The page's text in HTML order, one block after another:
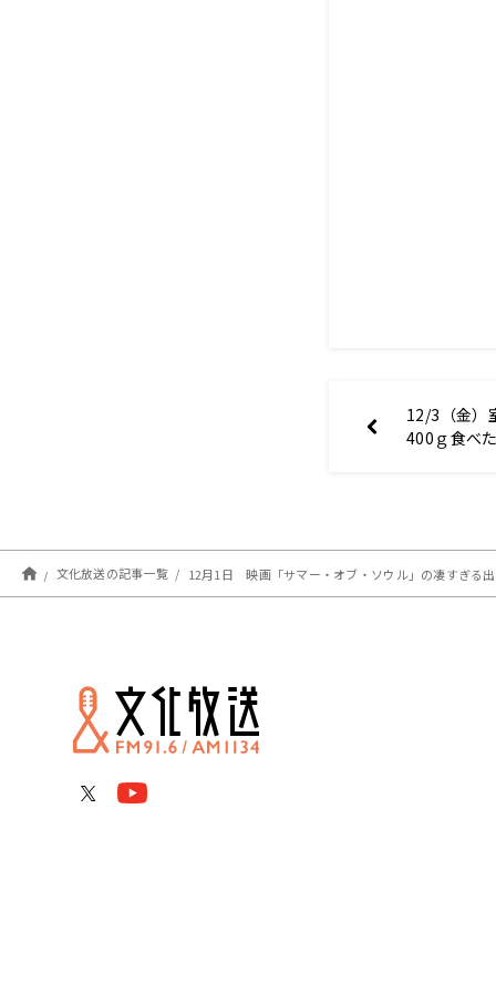
12/3（金）
400ｇ食べ
文化放送の記事一覧 12月1日 映画「サマー・オブ・ソウル」の凄すぎる